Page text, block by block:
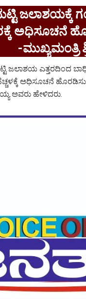
ಜಲಾಶಯಕ್ಕೆ
ಅಧಿಸೂಚನೆ
-ಮುಖ್ಯಮಂತ್ರಿ
ಜಲಾಶಯ ಎತ್ತರದಿಂದ
ಅಧಿಸೂಚನೆ
ಅವರು ಹೇಳಿದರು.